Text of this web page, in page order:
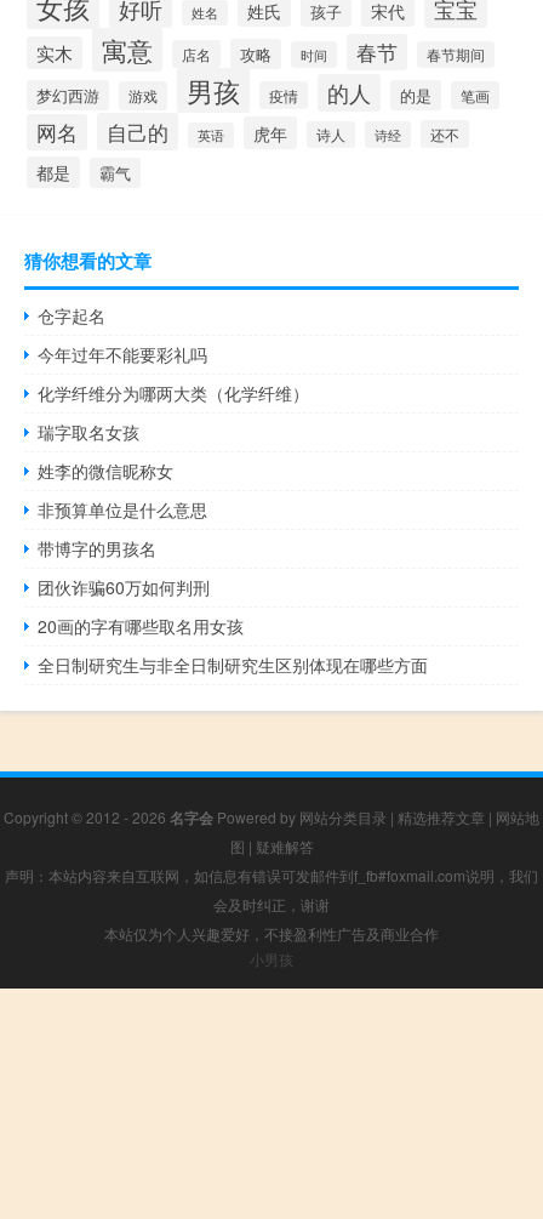
好听 姓名 姓氏 孩子 宋代 宝宝
实木 寓意 店名 攻略 时间 春节 春节期间
梦幻西游 游戏 男孩 疫情 的人 的是 笔画
网名 自己的 英语 虎年 诗人 诗经 还不
都是 霸气
猜你想看的文章
仓字起名
今年过年不能要彩礼吗
化学纤维分为哪两大类（化学纤维）
瑞字取名女孩
姓李的微信昵称女
非预算单位是什么意思
带博字的男孩名
团伙诈骗60万如何判刑
20画的字有哪些取名用女孩
全日制研究生与非全日制研究生区别体现在哪些方面
Copyright © 2012 - 2026 名字会 Powered by 网站分类目录 | 精选推荐文章 | 网站地
图 | 疑难解答
声明：本站内容来自互联网，如信息有错误可发邮件到f_fb#foxmail.com说明，我们
会及时纠正，谢谢
本站仅为个人兴趣爱好，不接盈利性广告及商业合作
小男孩